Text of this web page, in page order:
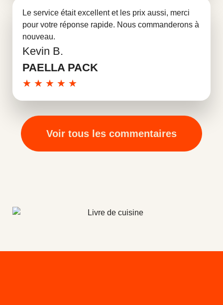
Le service était excellent et les prix aussi, merci
pour votre réponse rapide. Nous commanderons à
nouveau.
Kevin B.
PAELLA PACK
★ ★ ★ ★ ★
Voir tous les commentaires